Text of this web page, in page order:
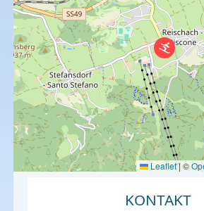
Leaflet| ©
KONTAKT